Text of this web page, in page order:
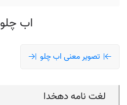
اب چلو
تصویر معنی اب چلو
لغت نامه دهخدا